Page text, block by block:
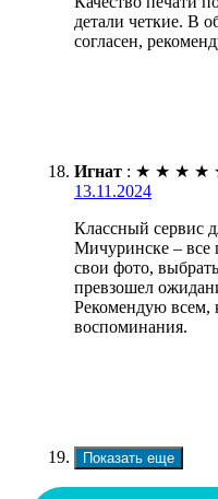
детали четкие. В
согласен,
Игнат : ★ ★ ★ ★
13.11.2024
Классный сервис
Мичуринске – все
свои фото,
превзошел
Рекомендую всем,
воспоминания.
Показать еще